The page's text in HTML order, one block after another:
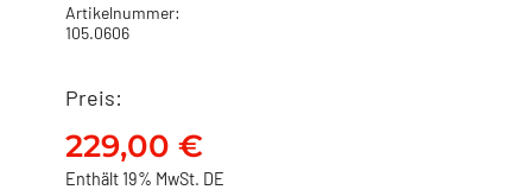
Artikelnummer:
105.0606
Preis:
229,00 €
Enthält 19% MwSt. DE